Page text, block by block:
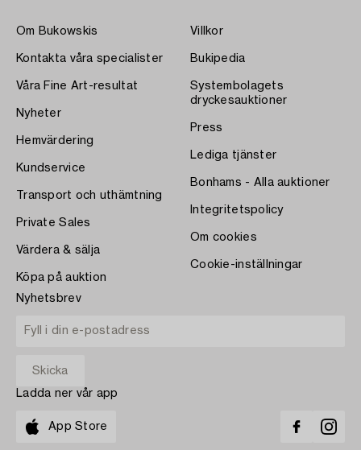
Om Bukowskis
Kontakta våra specialister
Våra Fine Art-resultat
Nyheter
Hemvärdering
Kundservice
Transport och uthämtning
Private Sales
Värdera & sälja
Köpa på auktion
Villkor
Bukipedia
Systembolagets
dryckesauktioner
Press
Lediga tjänster
Bonhams - Alla auktioner
Integritetspolicy
Om cookies
Cookie-inställningar
Nyhetsbrev
Ladda ner vår app
App Store